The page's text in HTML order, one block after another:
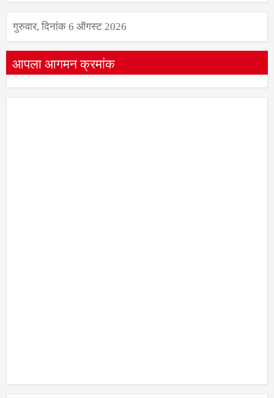
आपला आगमन क्रमांक